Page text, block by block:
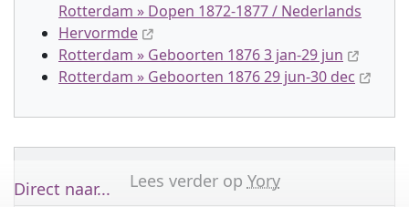
Rotterdam » Dopen 1872-1877 / Nederlands
Hervormde
Rotterdam » Geboorten 1876 3 jan-29 jun
Rotterdam » Geboorten 1876 29 jun-30 dec
Lees verder op Yory
Direct naar...